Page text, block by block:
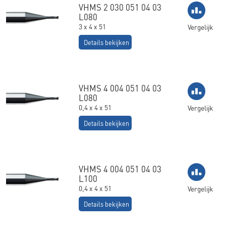
VHMS 2 030 051 04 03
L080
3 x 4 x 51
Details bekijken
Vergelijk
VHMS 4 004 051 04 03
L080
0,4 x 4 x 51
Details bekijken
Vergelijk
VHMS 4 004 051 04 03
L100
0,4 x 4 x 51
Details bekijken
Vergelijk